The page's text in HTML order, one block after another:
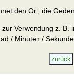
den Ort, die
Verwendung z. B.
/ Minuten /